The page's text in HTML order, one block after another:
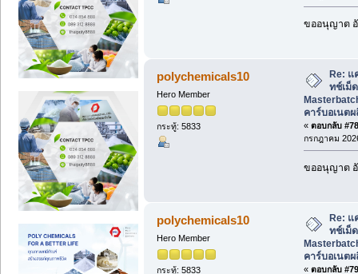
ขออนุญาต
polychemicals10
Hero Member
กระทู้: 5833
Re: แ
ทช์เม็
คาร์บอเนต
« ตอบกลับ
กรกฎาคม
ขออนุญาต
polychemicals10
Hero Member
กระทู้: 5833
Re: แ
ทช์เม็
คาร์บอเนต
« ตอบกลับ